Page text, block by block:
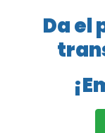
Da el